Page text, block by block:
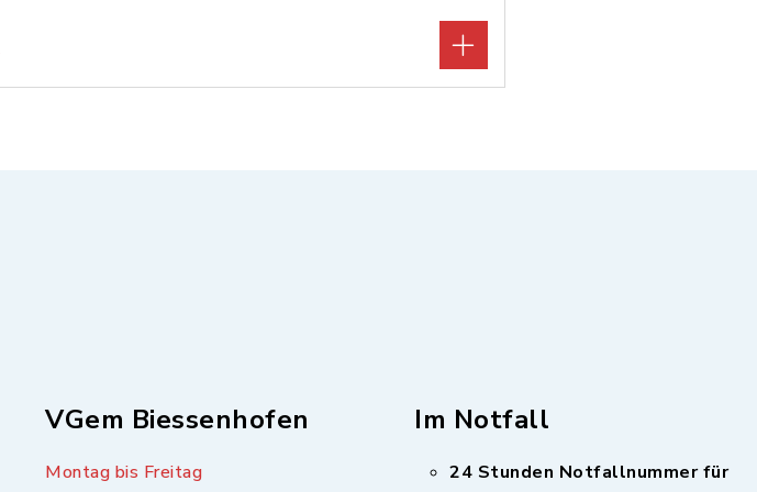
VGem Biessenhofen
Montag bis Freitag
Im Notfall
24 Stunden Notfallnummer für